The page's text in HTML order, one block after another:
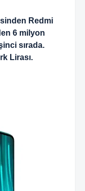
Redmi
6 milyon
sırada.
Lirası.